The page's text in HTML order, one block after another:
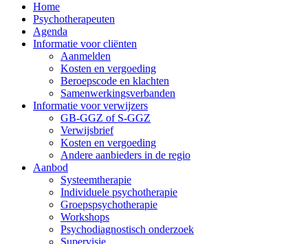
Home
Psychotherapeuten
Agenda
Informatie voor cliënten
Aanmelden
Kosten en vergoeding
Beroepscode en klachten
Samenwerkingsverbanden
Informatie voor verwijzers
GB-GGZ of S-GGZ
Verwijsbrief
Kosten en vergoeding
Andere aanbieders in de regio
Aanbod
Systeemtherapie
Individuele psychotherapie
Groepspsychotherapie
Workshops
Psychodiagnostisch onderzoek
Supervisie